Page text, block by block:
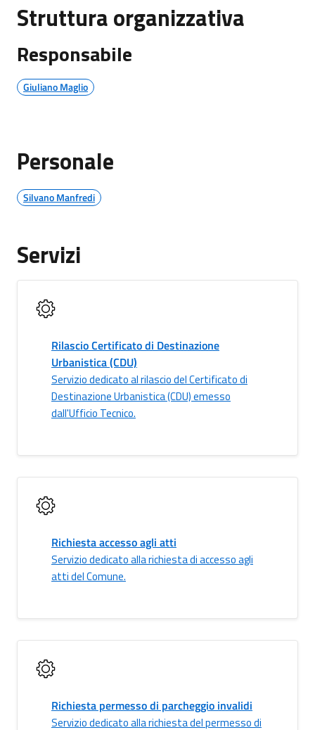
Struttura organizzativa
Responsabile
Giuliano Maglio
Personale
Silvano Manfredi
Servizi
Rilascio Certificato di Destinazione
Urbanistica (CDU)
Servizio dedicato al rilascio del Certificato di
Destinazione Urbanistica (CDU) emesso
dall'Ufficio Tecnico.
Richiesta accesso agli atti
Servizio dedicato alla richiesta di accesso agli
atti del Comune.
Richiesta permesso di parcheggio invalidi
Servizio dedicato alla richiesta del permesso di